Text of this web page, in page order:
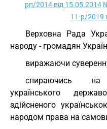
рп/2014 від 15.05.2014
11-р/2019
Верховна Рада
народу - громадян
виражаючи
спираючись на
українського
здійсненого
народом права на